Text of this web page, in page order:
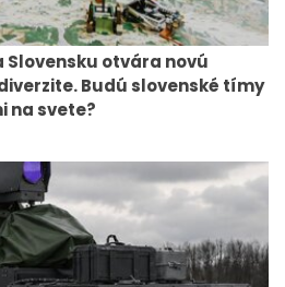
Slovensku otvára novú
Budú slovenské tímy
na svete?